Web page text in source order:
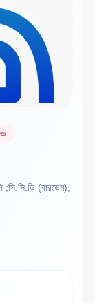
(বারডেম),